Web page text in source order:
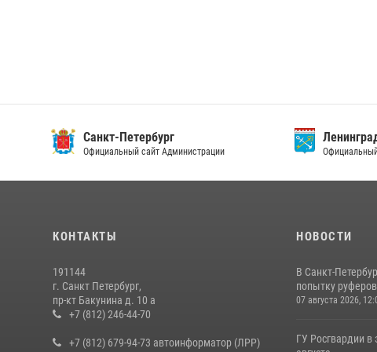
Санкт-Петербург
Официальный сайт Администрации
КОНТАКТЫ
191144
г. Санкт Петербург,
пр-кт Бакунина д. 10 а
+7 (812) 246-44-70
+7 (812) 679-94-73 автоинформатор (ЛРР)
НОВОСТИ
В Санкт-
попытку
07 августа 2026,
ГУ Росгвардии